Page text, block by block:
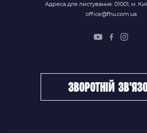
Адреса для листування: 01001, м.
office@fhu.com.ua
зворотній